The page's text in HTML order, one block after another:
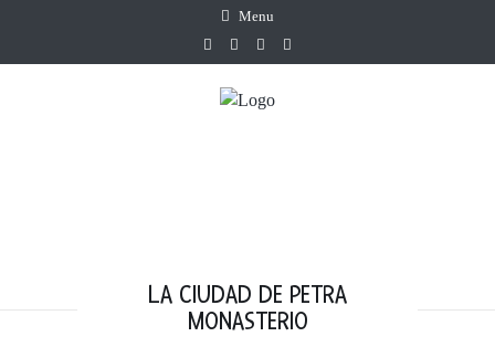
Menu
LA CIUDAD DE PETRA
MONASTERIO